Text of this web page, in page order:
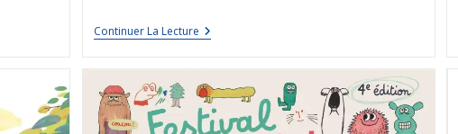
Continuer La Lecture